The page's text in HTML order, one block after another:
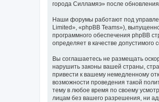
города Силламяэ» после
Наши форумы работают под
Limited», «phpBB Teams»),
программного обеспечения phpBB
определяет в качестве
Вы соглашаетесь не размещать
нарушить законы вашей страны,
привести к вашему немедленному
возможности проведения такой
тему в любое время по своему
лицам без вашего разрешения, ни